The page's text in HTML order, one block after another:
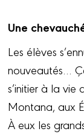
Une
Les élèves
nouveautés…
s’initier à la
Montana, aux
À eux les